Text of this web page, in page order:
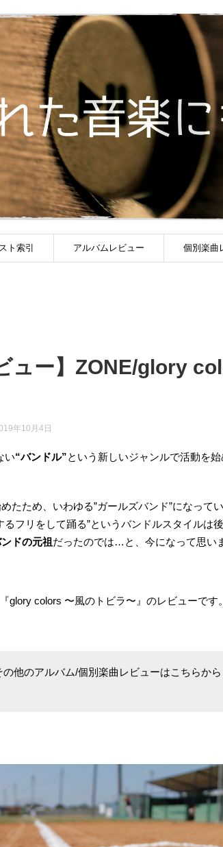
ト索引 アルバムレビュー 個別楽曲
ュー】ZONE/glory
年10月4日
い“バンドル”という新しいジャンルで活動を
たため、いわゆる”ガールズバンド”になって
るフリをして踊る”というバンドルスタイルは
ドの元祖だったのでは…と、今になって思い
glory colors 〜風のトビラ〜』のレビューです。
他のアルバム/個別楽曲レビューはこちらから